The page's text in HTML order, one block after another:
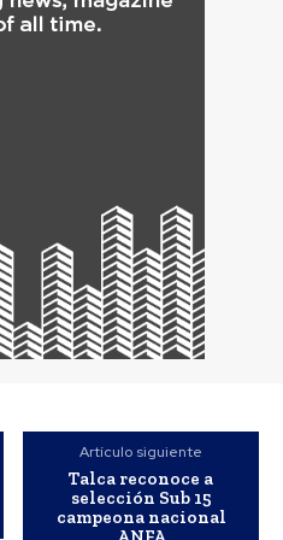
Artículo siguiente
Talca reconoce a
selección Sub 15
campeona nacional